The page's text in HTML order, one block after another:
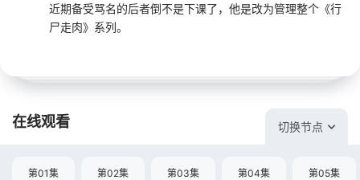
近期备受骂名的后者倒不是下课了，他是改为管理整个《行
尸走肉》系列。
在线观看 切换节点
第01集 第02集 第03集 第04集 第05集